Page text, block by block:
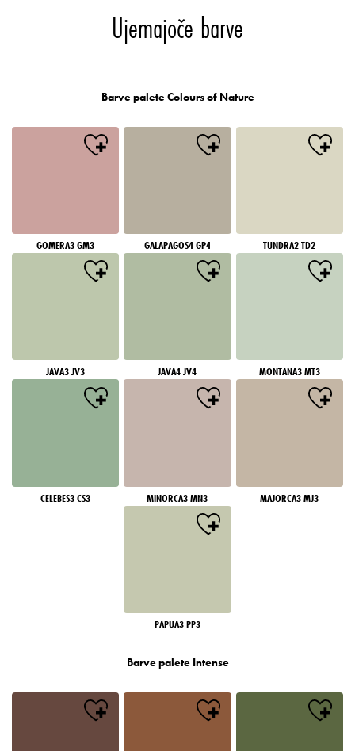
Ujemajoče barve
Barve palete Colours of Nature
GOMERA3 GM3 GALAPAGOS4 GP4 TUNDRA2 TD2
JAVA3 JV3 JAVA4 JV4 MONTANA3 MT3
CELEBES3 CS3 MINORCA3 MN3 MAJORCA3 MJ3
PAPUA3 PP3
Barve palete Intense